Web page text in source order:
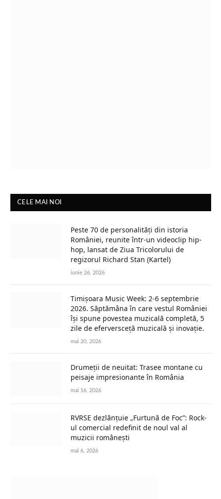
CELE MAI NOI
Peste 70 de personalități din istoria
României, reunite într-un videoclip hip-
hop, lansat de Ziua Tricolorului de
regizorul Richard Stan (Kartel)
iunie 26, 2026
Timișoara Music Week: 2-6 septembrie
2026. Săptămâna în care vestul României
își spune povestea muzicală completă, 5
zile de eferversceță muzicală și inovație.
mai 20, 2026
Drumeții de neuitat: Trasee montane cu
peisaje impresionante în România
mai 16, 2026
RVRSE dezlănțuie „Furtună de Foc”: Rock-
ul comercial redefinit de noul val al
muzicii românești
mai 6, 2026